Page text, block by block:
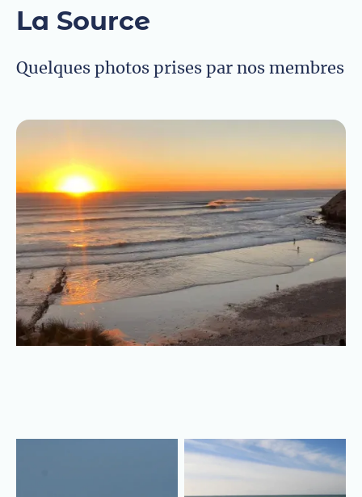
La Source
Quelques photos prises par nos membres